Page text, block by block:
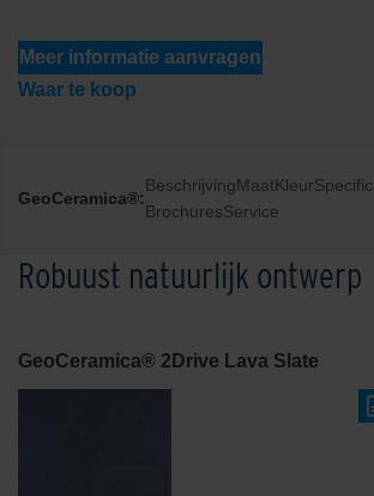
Meer informatie aanvragen
Waar te koop
GeoCeramica®:
BeschrijvingMaatKleur
BrochuresService
Robuust natuurlijk ontwerp
GeoCeramica® 2Drive Lava Slate